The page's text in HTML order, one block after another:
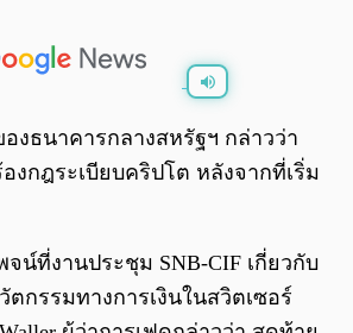
0:00 0:00
งธนาคารกลางสหรัฐฯ กล่าวว่า
งกฎระเบียบคริปโต หลังจากที่เริ่ม
น์ที่งานประชุม SNB-CIF เกี่ยวกับ
ตกรรมทางการเงินในสวิตเซอร์